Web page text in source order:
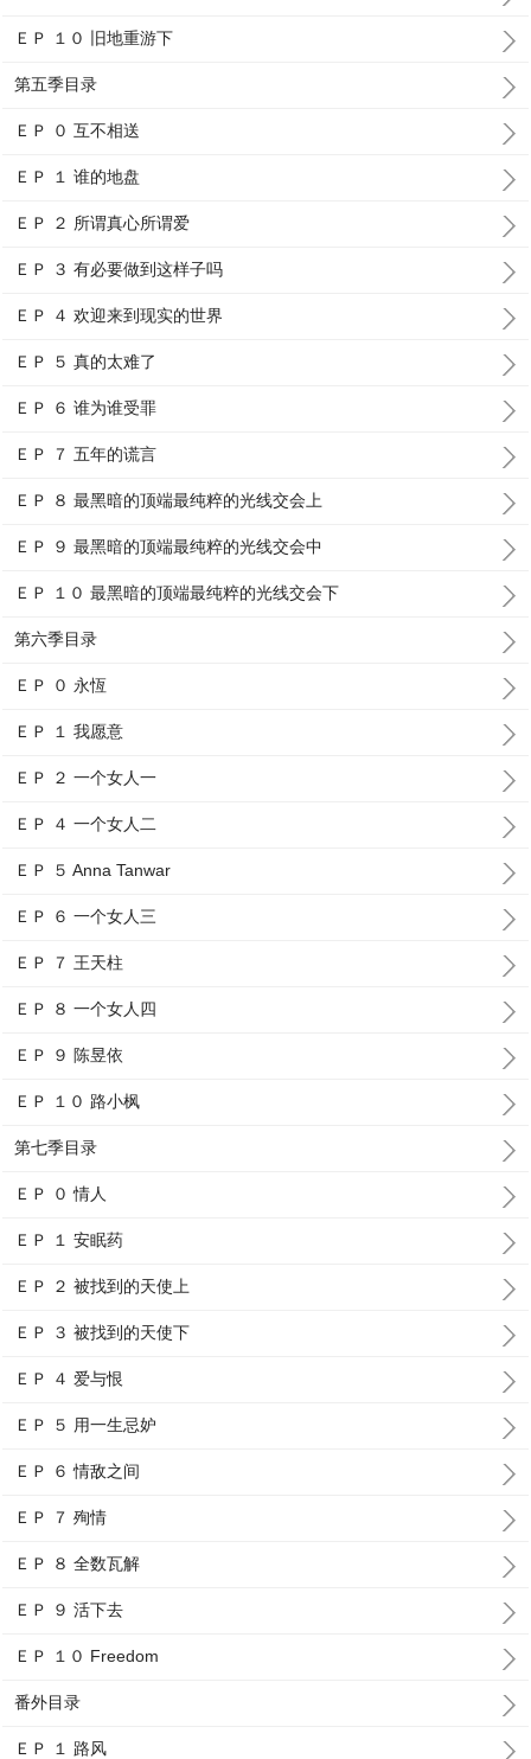
ＥＰ １０ 旧地重游下
第五季目录
ＥＰ ０ 互不相送
ＥＰ １ 谁的地盘
ＥＰ ２ 所谓真心所谓爱
ＥＰ ３ 有必要做到这样子吗
ＥＰ ４ 欢迎来到现实的世界
ＥＰ ５ 真的太难了
ＥＰ ６ 谁为谁受罪
ＥＰ ７ 五年的谎言
ＥＰ ８ 最黑暗的顶端最纯粹的光线交会上
ＥＰ ９ 最黑暗的顶端最纯粹的光线交会中
ＥＰ １０ 最黑暗的顶端最纯粹的光线交会下
第六季目录
ＥＰ ０ 永恆
ＥＰ １ 我愿意
ＥＰ ２ 一个女人一
ＥＰ ４ 一个女人二
ＥＰ ５ Anna Tanwar
ＥＰ ６ 一个女人三
ＥＰ ７ 王天柱
ＥＰ ８ 一个女人四
ＥＰ ９ 陈昱依
ＥＰ １０ 路小枫
第七季目录
ＥＰ ０ 情人
ＥＰ １ 安眠药
ＥＰ ２ 被找到的天使上
ＥＰ ３ 被找到的天使下
ＥＰ ４ 爱与恨
ＥＰ ５ 用一生忌妒
ＥＰ ６ 情敌之间
ＥＰ ７ 殉情
ＥＰ ８ 全数瓦解
ＥＰ ９ 活下去
ＥＰ １０ Freedom
番外目录
ＥＰ １ 路风